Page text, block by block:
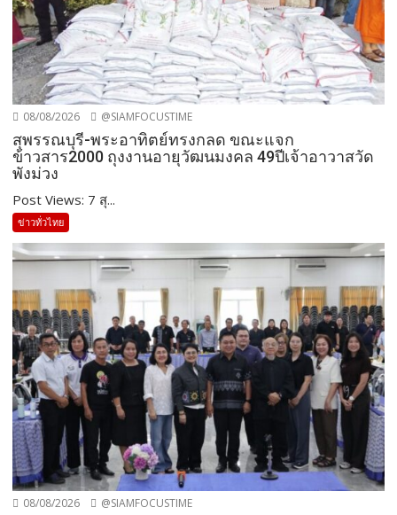
08/08/2026 @SIAMFOCUSTIME
สุพรรณบุรี-พระอาทิตย์ทรงกลด ขณะแจก
ข้าวสาร2000 ถุงงานอายุวัฒนมงคล 49ปีเจ้าอาวาสวัด
พังม่วง
Post Views: 7 สุ...
ข่าวทั่วไทย
08/08/2026 @SIAMFOCUSTIME